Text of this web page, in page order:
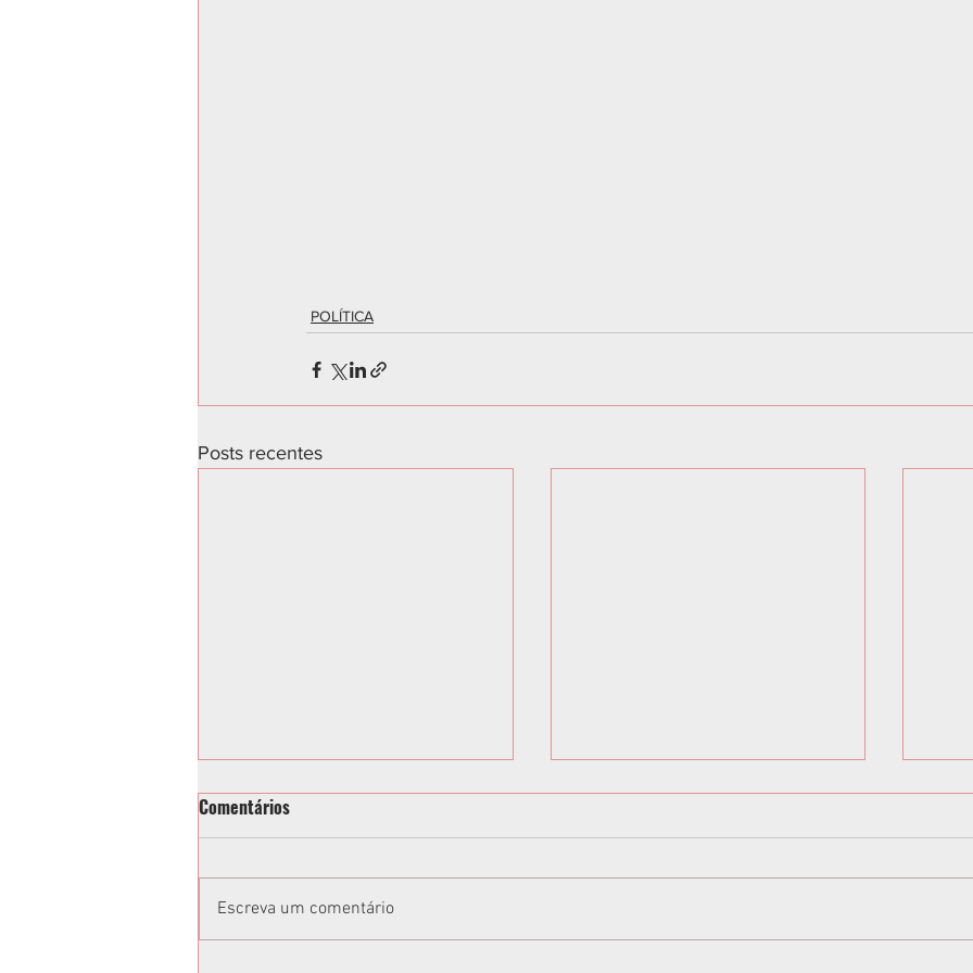
POLÍTICA
Posts recentes
Comentários
Escreva um comentário